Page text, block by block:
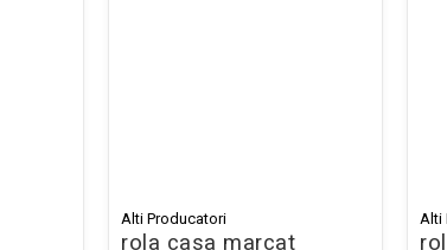
Alti Producatori
rola casa marcat
Alti